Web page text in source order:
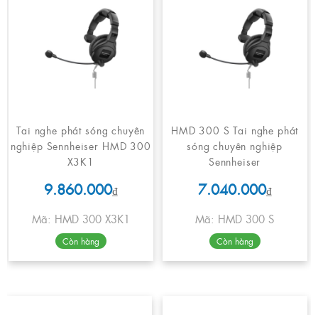
Tai nghe phát sóng chuyên
nghiệp Sennheiser HMD 300
X3K1
9.860.000₫
Mã: HMD 300 X3K1
Còn hàng
HMD 300 S Tai nghe phát
sóng chuyên nghiệp
Sennheiser
7.040.000₫
Mã: HMD 300 S
Còn hàng